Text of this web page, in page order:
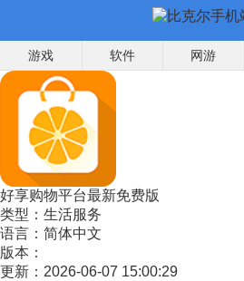
游戏 软件 网游
好享购物平台最新免费版
类型： 生活服务
语言： 简体中文
版本：
更新： 2026-06-07 15:00:29